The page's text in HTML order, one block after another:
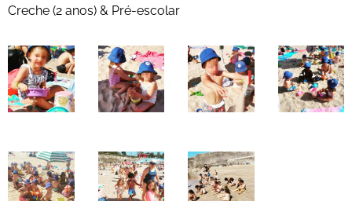
Creche (2 anos) & Pré-escolar